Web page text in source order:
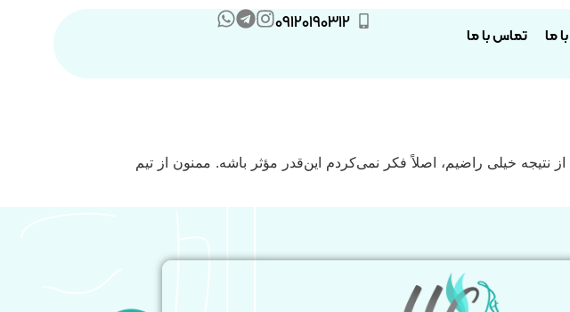
ما تماس با ما
09120190312
خیلی راضیم، اصلاً فکر نمی‌کردم این‌قدر مؤثر باشه. ممنون از تیم